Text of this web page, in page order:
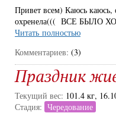
Привет всем) Каюсь каюсь,
охренела((( ВСЕ БЫЛО
Читать полностью
Комментариев: (3)
Праздник
Текущий вес: 101.4 кг,
Стадия: Чередование